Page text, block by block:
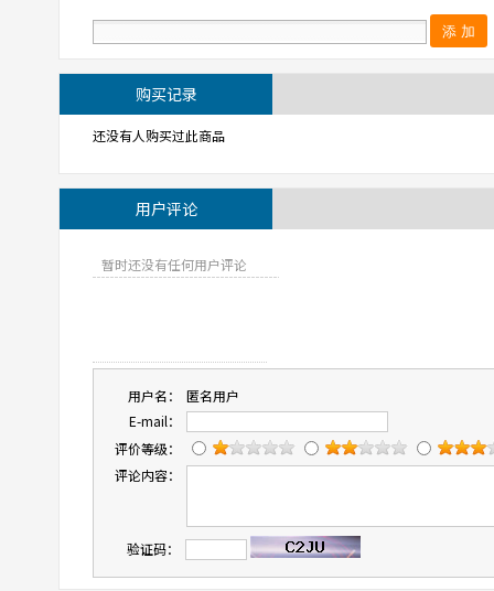
购买记录
还没有人购买过此商品
用户评论
暂时还没有任何用户评论
用户名：
匿名用户
E-mail：
评价等级：
评论内容：
验证码：